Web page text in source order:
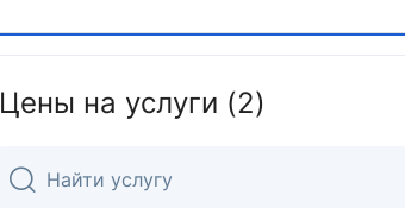
Цены на услуги (2)